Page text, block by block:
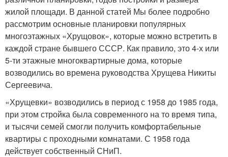
жилой площади. В данной статей Мы более подробно
рассмотрим основные планировки популярных
многоэтажных «Хрущовок», которые можно встретить в
каждой стране бывшего СССР. Как правило, это 4-х или
5-ти этажные многоквартирные дома, которые
возводились во времена руководства Хрущева Никиты
Сергеевича.
«Хрущевки» возводились в период с 1958 до 1985 года,
при этом стройка была современного на то время типа,
и тысячи семей смогли получить комфортабельные
квартиры с проходными комнатами. С 1958 года
действует собственный СНиП.